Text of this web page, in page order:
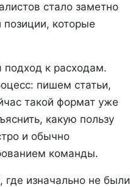
стало заметно
которые
подход к расходам.
пишем статьи,
такой формат уже
какую пользу
и обычно
команды.
изначально не были